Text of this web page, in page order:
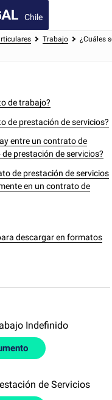
Chile
Trabajo ¿Cuáles
de trabajo?
de prestación de servicios?
entre un contrato de
prestación de servicios?
de prestación de servicios
en un contrato de
descargar en formatos
Indefinido
de Servicios